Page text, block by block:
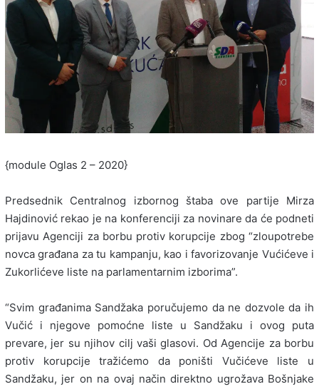
{module Oglas 2 – 2020}
Predsednik Centralnog izbornog štaba ove partije Mirza
Hajdinović rekao je na konferenciji za novinare da će podneti
prijavu Agenciji za borbu protiv korupcije zbog “zloupotrebe
novca građana za tu kampanju, kao i favorizovanje Vućićeve i
Zukorlićeve liste na parlamentarnim izborima”.
“Svim građanima Sandžaka poručujemo da ne dozvole da ih
Vučić i njegove pomoćne liste u Sandžaku i ovog puta
prevare, jer su njihov cilj vaši glasovi. Od Agencije za borbu
protiv korupcije tražićemo da poništi Vučićeve liste u
Sandžaku, jer on na ovaj način direktno ugrožava Bošnjake